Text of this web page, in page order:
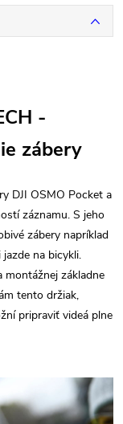
-
zábery
DJI OSMO Pocket a
záznamu. S jeho
zábery napríklad
na bicykli.
montážnej základne
tento držiak,
pripraviť videá plne